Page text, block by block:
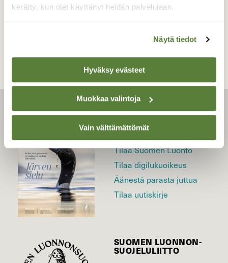
kerätty, kun olet käyttänyt heidän palvelujaan.
Näytä tiedot
Hyväksy evästeet
Muokkaa valintoja
Vain välttämättömät
LEHTI
Tilaa Suomen Luonto
Tilaa digilukuoikeus
Äänestä parasta juttua
Tilaa uutiskirje
SUOMEN LUONNON­
SUOJELU­LIITTO